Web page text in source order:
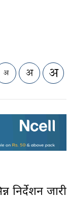
निर्देशन जारी